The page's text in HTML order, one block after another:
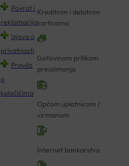
Povrat i
reklamacija
Izjava o
privatnosti
Pravila
o
kolačićima
Kreditnim i debitnim
karticama
Gotovinom prilikom
preuzimanja
Općom uplatnicom /
virmanom
Internet bankarstvo